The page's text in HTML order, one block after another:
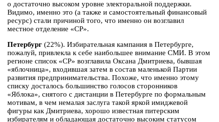
о достаточно высоком уровне электоральной поддержки.
Видимо, именно это (а также и самостоятельный финансовый
ресурс) стали причиной того, что именно он возглавил
местное отделение «СР».
Петербург (22%). Избирательная кампания в Петербурге,
пожалуй, привлекла к себе наибольшее внимание СМИ. В этом
регионе список «СР» возглавила Оксана Дмитриева, бывшая
«яблочница», входившая затем в состав маленькой Партии
развития предпринимательства. Похоже, что именно этому
списку досталось большинство голосов сторонников
«Яблока», снятого с дистанции в Петербурге по формальным
мотивам, в чем немалая заслуга такой яркой имиджевой
фигуры как Дмитриева, хорошо известная питерским
избирателям и обладающая достаточно высоким статусом